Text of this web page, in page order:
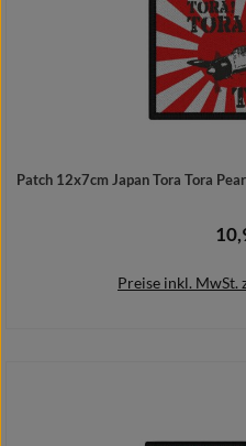
Patch 12x7cm Japan Tora Tora
Preise inkl. MwSt.